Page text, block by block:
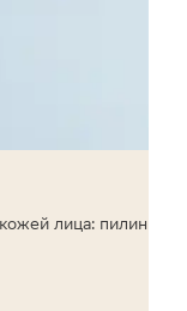
лица: пилинг-